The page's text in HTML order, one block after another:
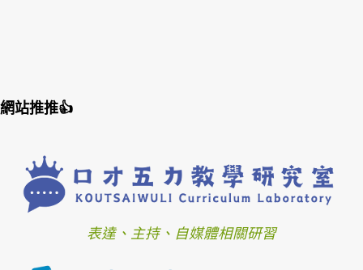
網站推推👍
表達、主持、自媒體相關研習